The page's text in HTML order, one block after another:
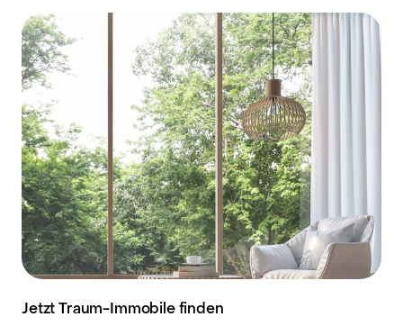
Jetzt Traum-Immobile finden